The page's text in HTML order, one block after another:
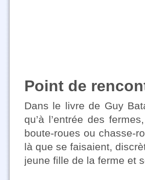
Point de
Dans le livre de Guy
qu’à l’entrée des
boute-roues ou chasse-
là que se faisaient,
jeune fille de la ferme et